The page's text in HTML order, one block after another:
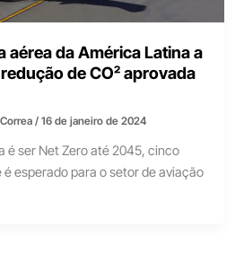
aérea da América Latina a
de CO² aprovada
/16 de janeiro de 2024
é ser Net Zero até 2045, cinco
é esperado para o setor de aviação